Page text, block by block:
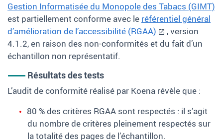
Gestion Informatisée du Monopole des Tabacs (GIMT)
est partiellement conforme avec le référentiel général
d’amélioration de l’accessibilité (RGAA)
, version
4.1.2, en raison des non-conformités et du fait d’un
échantillon non représentatif.
Résultats des tests
L’audit de conformité réalisé par Koena révèle que :
80 % des critères RGAA sont respectés : il s’agit
du nombre de critères pleinement respectés sur
la totalité des pages de l’échantillon.